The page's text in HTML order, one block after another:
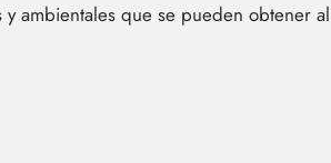
ambientales que se pueden obtener